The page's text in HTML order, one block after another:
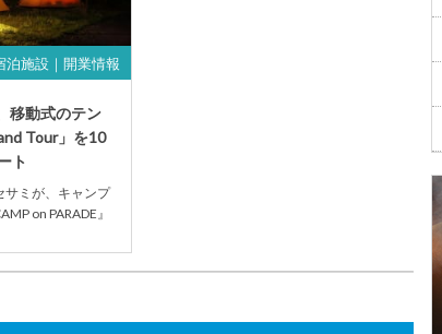
泊施設｜開業情報
移動式のテン
Tour」を10
ト
サミが、キャンプ
on PARADE』